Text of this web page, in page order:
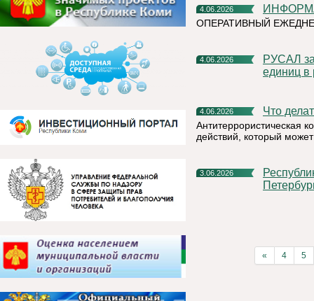
4.06.2026
ОПЕРАТИВНЫЙ
4.06.2026
РУСАЛ заключил крупнейшую сделку по продаже углеродных
единиц в
4.06.2026 Что
Антитеррористическая
действий, который
3.06.2026
Республика Коми представит свой потенциал на XXIX
« 4 5